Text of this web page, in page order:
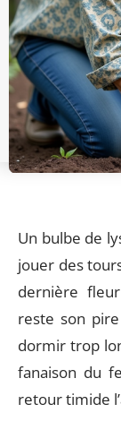
Un bulbe de
jouer des
dernière
reste son
dormir trop
fanaison du
retour timide